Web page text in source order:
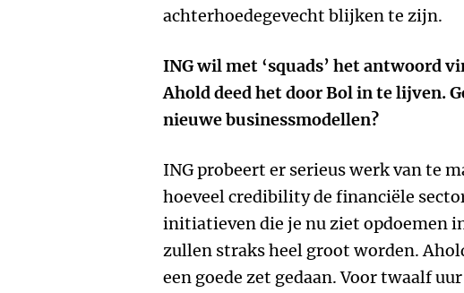
achterhoedegevecht blijken te zijn.
ING wil met ‘squads’ het antwoord
Ahold deed het door Bol in te lijven.
nieuwe businessmodellen?
ING probeert er serieus werk van te
hoeveel credibility de financiële
initiatieven die je nu ziet opdoemen
zullen straks heel groot worden.
een goede zet gedaan. Voor twaalf